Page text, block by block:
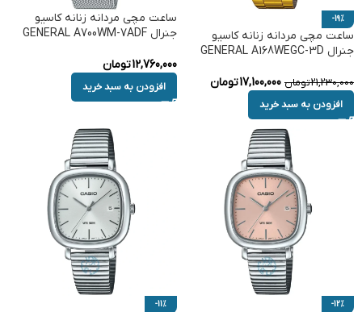
-19%
ساعت مچی مردانه زنانه کاسیو
جنرال GENERAL A168WEGC-3D
21,230,000تومان 17,100,000تومان
افزودن به سبد خرید
ساعت مچی مردانه زنانه کاسیو
جنرال GENERAL A700WM-7ADF
12,760,000تومان
افزودن به سبد خرید
-12%
-11%